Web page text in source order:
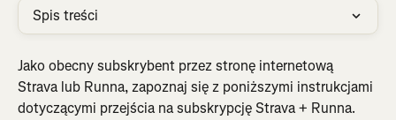
Spis treści
Jako obecny subskrybent przez stronę internetową
Strava lub Runna, zapoznaj się z poniższymi instrukcjami
dotyczącymi przejścia na subskrypcję Strava + Runna.